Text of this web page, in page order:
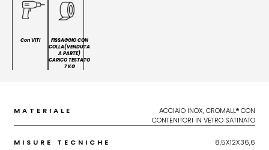
Con VITI
FISSAGGIO CON
COLLA(VENDUTA
A PARTE)
CARICO TESTATO
7 KG
MATERIALE
ACCIAIO INOX, CROMALL® CON
CONTENITORI IN VETRO SATINATO
MISURE TECNICHE 8,5X12X36,6